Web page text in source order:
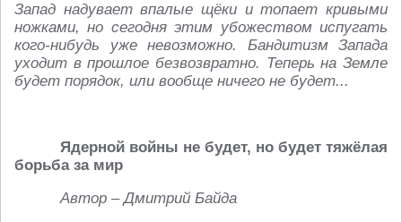
Запад надувает впалые щёки и топает кривыми
ножками, но сегодня этим убожеством испугать
кого-нибудь уже невозможно. Бандитизм Запада
уходит в прошлое безвозвратно. Теперь на Земле
будет порядок, или вообще ничего не будет...
Ядерной войны не будет, но будет тяжёлая
борьба за мир
Автор – Дмитрий Байда